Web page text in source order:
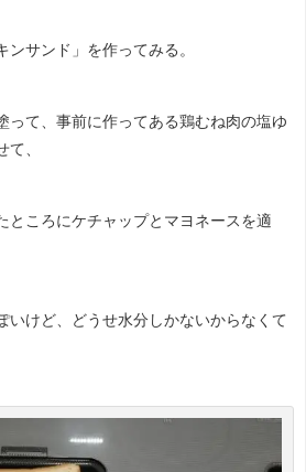
サンド」を作ってみる。
って、事前に作ってある鶏むね肉の塩ゆ
て、
ところにケチャップとマヨネースを適
いけど、どうせ水分しかないからなくて